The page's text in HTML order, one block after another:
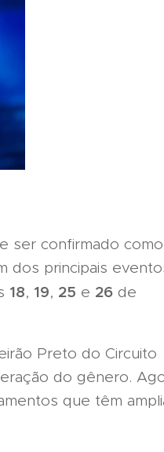
ser confirmado como
dos principais
18, 19, 25 e 26 de
Preto do Circuito
do gênero.
que têm